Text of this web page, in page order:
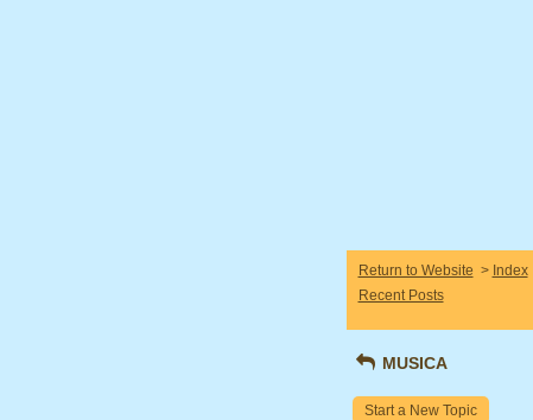
Return to Website > Index
Recent Posts
MUSICA
Start a New Topic